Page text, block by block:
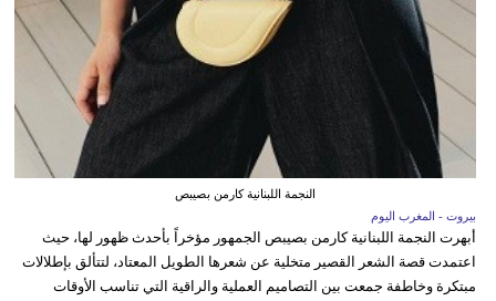
النجمة اللبنانية كارمن بصيبص
بيروت - المغرب اليوم
أبهرت النجمة اللبنانية كارمن بصيبص الجمهور مؤخراً بأحدث ظهور لها، حيث
اعتمدت قصة الشعر القصير متخلية عن شعرها الطويل المعتاد، لتتألق بإطلالات
مبتكرة وخاطفة جمعت بين التصاميم العملية والراقية التي تناسب الأوقات